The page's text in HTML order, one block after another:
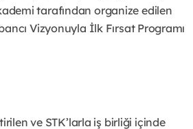
tarafından organize edilen
Vizyonuyla İlk Fırsat Programı
ve STK’larla iş birliği içinde